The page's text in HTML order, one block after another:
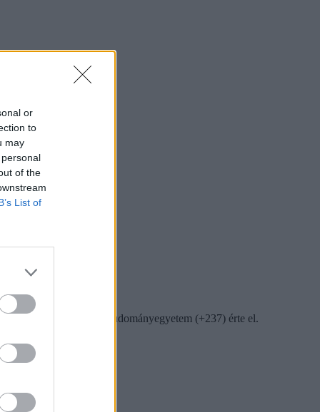
or
to
may
of the
List of
(+280) és a Szegedi Tudományegyetem (+237) érte el.